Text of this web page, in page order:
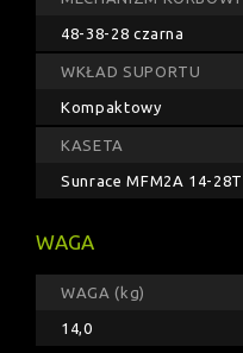
48-38-28 czarna
WKŁAD SUPORTU
Kompaktowy
KASETA
Sunrace MFM2A 14-28T
WAGA
WAGA (kg)
14,0